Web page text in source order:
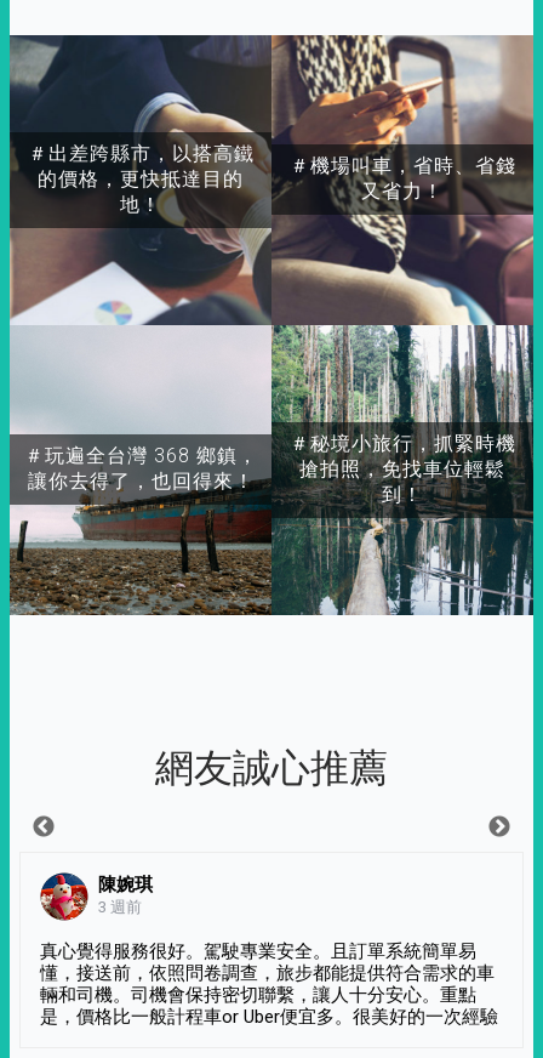
＃出差跨縣市，以搭高鐵
的價格，更快抵達目的
地！
＃玩遍全台灣 368 鄉鎮，
讓你去得了，也回得來！
＃秘境小旅行，抓緊時機
搶拍照，免找車位輕鬆
到！
＃機場叫車，省時、省錢
又省力！
網友誠心推薦
陳婉琪
3 週前
真心覺得服務很好。駕駛專業安全。且訂單系統簡單易
懂，接送前，依照問卷調查，旅步都能提供符合需求的車
輛和司機。司機會保持密切聯繫，讓人十分安心。重點
是，價格比一般計程車or Uber便宜多。很美好的一次經驗